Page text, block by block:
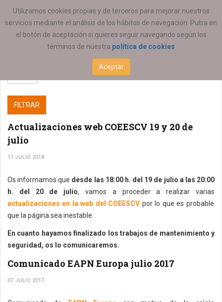
Utilizamos cookies propias y de terceros para mejorar nuestros
servicios mediante el análisis de los hábitos de navegación. Pulsa en
el botón de aceptación si quieres seguir navegando según los
términos de nuestra política de cookies
Aceptar
ESTÁ AQUÍ: COEESCV
FILTRAR
Actualizaciones web COEESCV 19 y 20 de
julio
17 JULIO 2018
Os informamos que desde las 18:00 h. del 19 de julio a las 20:00
h. del 20 de julio, vamos a proceder a realizar varias
actualizaciones en la web del COEESCV por lo que es probable
que la página sea inestable.
En cuanto hayamos finalizado los trabajos de mantenimiento y
seguridad, os lo comunicaremos.
Comunicado EAPN Europa julio 2017
07 JULIO 2017